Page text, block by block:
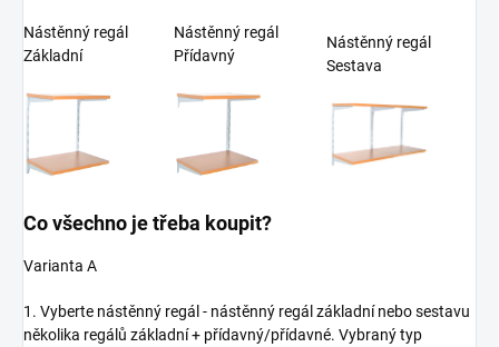
Nástěnný regál
Základní
Nástěnný regál
Přídavný
Nástěnný regál
Sestava
Co všechno je třeba koupit?
Varianta A
1. Vyberte nástěnný regál - nástěnný regál základní nebo sestavu
několika regálů základní + přídavný/přídavné. Vybraný typ